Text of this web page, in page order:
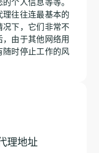
往往连最基本的
下，它们非常不
由于其他网络用
随时停止工作的风
理地址